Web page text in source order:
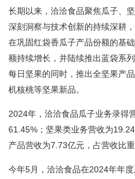
长期以来，洽洽食品聚焦瓜子、
深刻洞察与技术创新的持续深耕
在巩固红袋香瓜子产品份额的基
额持续增长，并陆续推出蓝袋系
每日坚果的同时，推出全坚果产
机核桃等坚果新品。
2024年，洽洽食品瓜子业务录得
61.45%；坚果类业务营收为
产品营收为7.73亿元，占营收比重
今年5月，洽洽食品在2024年年